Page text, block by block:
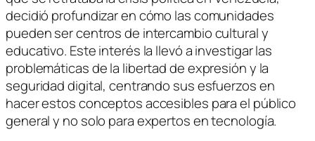
decidió profundizar en cómo las comunidades
pueden ser centros de intercambio cultural y
educativo. Este interés la llevó a investigar las
problemáticas de la libertad de expresión y la
seguridad digital, centrando sus esfuerzos en
hacer estos conceptos accesibles para el público
general y no solo para expertos en tecnología.